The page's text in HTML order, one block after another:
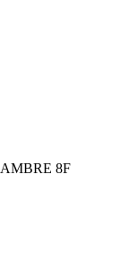
8F